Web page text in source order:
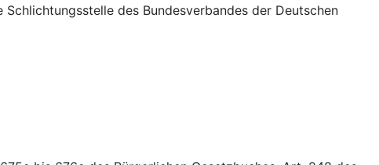
des Bundesverbandes der Deutschen